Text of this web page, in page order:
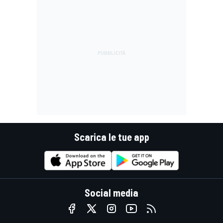
Scarica le tue app
Social media